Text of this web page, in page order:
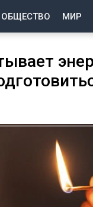
ОБЩЕСТВО МИР